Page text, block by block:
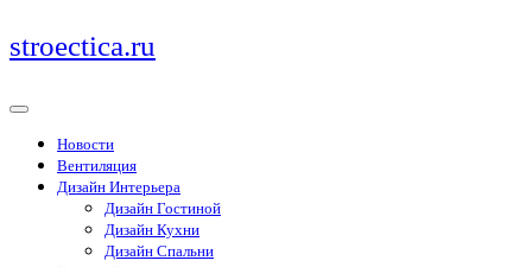
Перейти
к
stroectica.ru
Новости
Вентиляция
Дизайн Интерьера
Дизайн Гостиной
Дизайн Кухни
Дизайн Спальни